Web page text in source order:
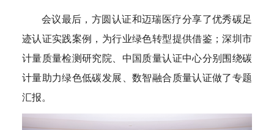
会议最后，方圆认证和迈瑞医疗分享了优秀碳足
迹认证实践案例，为行业绿色转型提供借鉴；深圳市
计量质量检测研究院、中国质量认证中心分别围绕碳
计量助力绿色低碳发展、数智融合质量认证做了专题
汇报。